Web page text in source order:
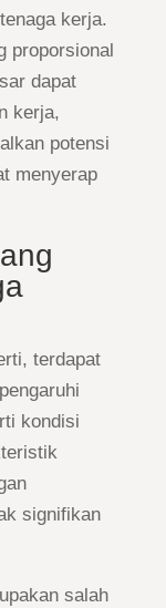
kerja.
proporsional
dapat
kerja,
potensi
menyerap
terdapat
kondisi
signifikan
salah